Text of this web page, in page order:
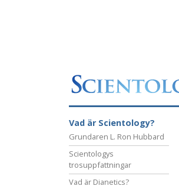
Vad är Scientology?
Grundaren L. Ron Hubbard
Scientologys
trosuppfattningar
Vad är Dianetics?